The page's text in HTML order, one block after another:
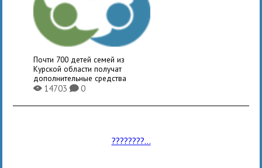
Почти 700 детей семей из
Курской области получат
дополнительные средства
X14703K0
????????...